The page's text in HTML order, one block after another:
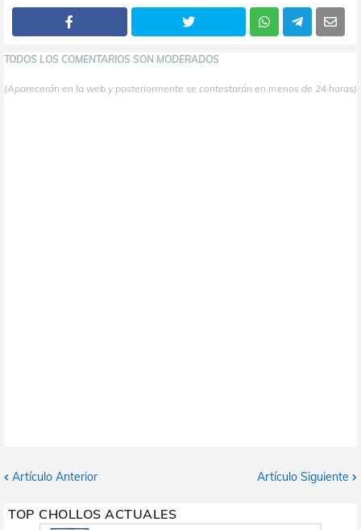
TODOS LOS COMENTARIOS SON MODERADOS
(Aparecerán en la web y posteriormente se contestarán en menos de 24 horas)
Artículo Anterior Artículo Siguiente
TOP CHOLLOS ACTUALES